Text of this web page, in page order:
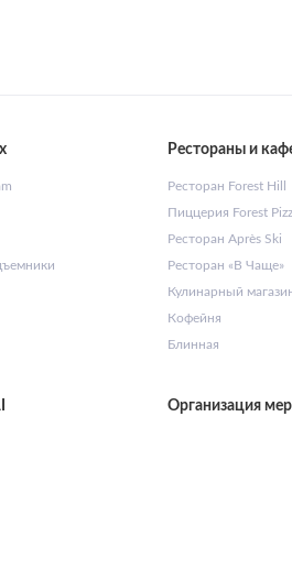
Рестораны и
Ресторан Forest Hill
Пиццерия Forest
Ресторан Après Ski
Ресторан «В Чаще»
Кулинарный
Кофейня
Блинная
Организация